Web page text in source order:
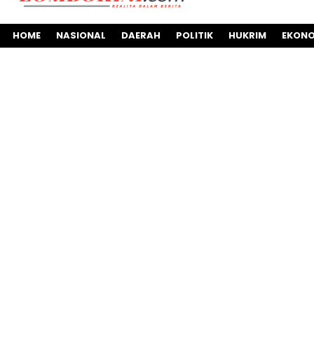
HOME NASIONAL DAERAH POLITIK HUKRIM